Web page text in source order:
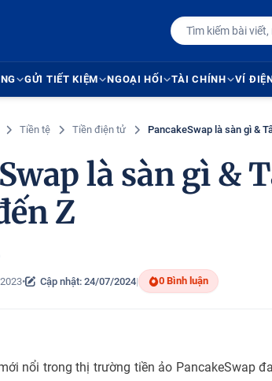
GỬI TIẾT KIỆM NGOẠI HỐI TÀI CHÍNH VÍ
Tiền tệ Tiền điện tử PancakeSwap là sàn gì &
là sàn gì &
Z
• Cập nhật: 24/07/2024| 0 Bình luận
nổi trong thị trường tiền ảo PancakeSwap